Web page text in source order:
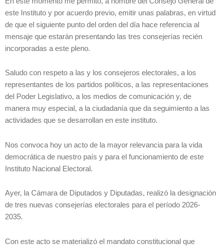
este Instituto y por acuerdo previo, emitir unas palabras, en virtud
de que el siguiente punto del orden del día hace referencia al
mensaje que estarán presentando las tres consejerías recién
incorporadas a este pleno.
Saludo con respeto a las y los consejeros electorales, a los
representantes de los partidos políticos, a las representaciones
del Poder Legislativo, a los medios de comunicación y, de
manera muy especial, a la ciudadanía que da seguimiento a las
actividades que se desarrollan en este instituto.
Nos convoca hoy un acto de la mayor relevancia para la vida
democrática de nuestro país y para el funcionamiento de este
Instituto Nacional Electoral.
Ayer, la Cámara de Diputados y Diputadas, realizó la designación
de tres nuevas consejerías electorales para el período 2026-
2035.
Con este acto se materializó el mandato constitucional que